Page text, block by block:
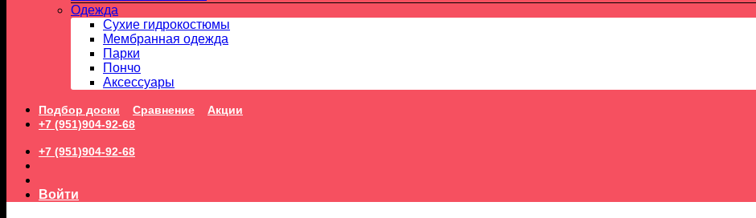
Одежда
Сухие гидрокостюмы
Мембранная одежда
Парки
Пончо
Аксессуары
Подбор доски Сравнение
Акции
+7 (951)904-92-68
+7 (951)904-92-68
Войти